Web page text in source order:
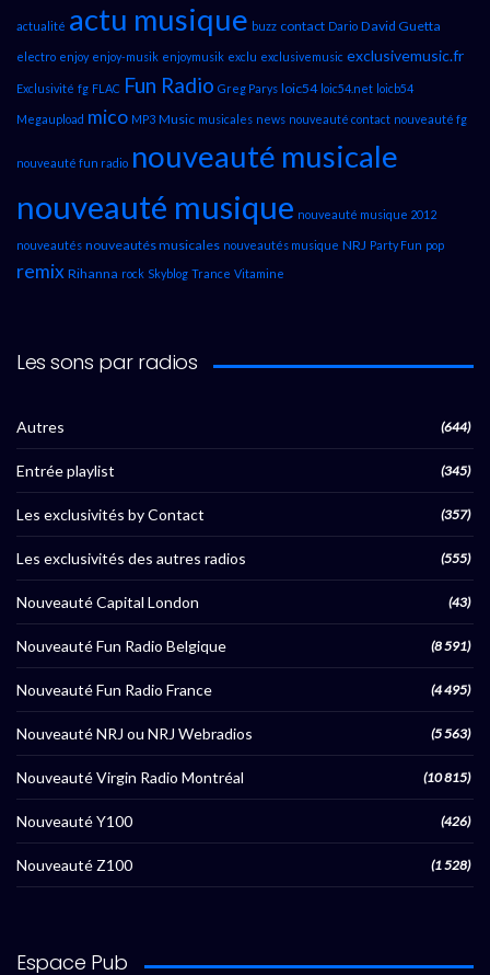
actualité actu musique buzz contact Dario David Guetta
electro enjoy enjoy-musik enjoymusik exclu exclusivemusic exclusivemusic.fr
Exclusivité fg FLAC Fun Radio Greg Parys loic54 loic54.net loicb54
Megaupload mico MP3 Music musicales news nouveauté contact nouveauté fg
nouveauté fun radio nouveauté musicale
nouveauté musique nouveauté musique 2012
nouveautés nouveautés musicales nouveautés musique NRJ Party Fun pop
remix Rihanna rock Skyblog Trance Vitamine
Les sons par radios
Autres (644)
Entrée playlist (345)
Les exclusivités by Contact (357)
Les exclusivités des autres radios (555)
Nouveauté Capital London (43)
Nouveauté Fun Radio Belgique (8 591)
Nouveauté Fun Radio France (4 495)
Nouveauté NRJ ou NRJ Webradios (5 563)
Nouveauté Virgin Radio Montréal (10 815)
Nouveauté Y100 (426)
Nouveauté Z100 (1 528)
Espace Pub